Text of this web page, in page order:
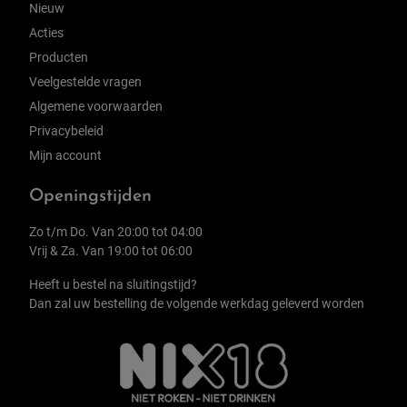
Nieuw
Acties
Producten
Veelgestelde vragen
Algemene voorwaarden
Privacybeleid
Mijn account
Openingstijden
Zo t/m Do. Van 20:00 tot 04:00
Vrij & Za. Van 19:00 tot 06:00
Heeft u bestel na sluitingstijd?
Dan zal uw bestelling de volgende werkdag geleverd worden